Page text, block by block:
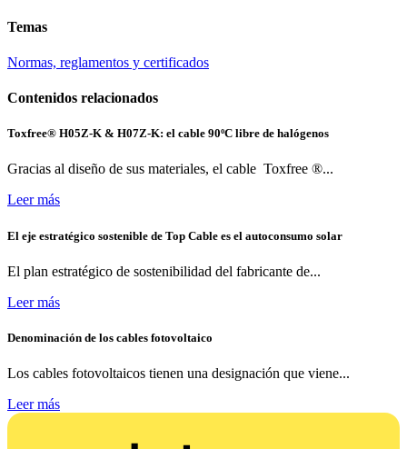
Temas
Normas, reglamentos y certificados
Contenidos relacionados
Toxfree® H05Z-K & H07Z-K: el cable 90ºC libre de halógenos
Gracias al diseño de sus materiales, el cable Toxfree ®...
Leer más
El eje estratégico sostenible de Top Cable es el autoconsumo solar
El plan estratégico de sostenibilidad del fabricante de...
Leer más
Denominación de los cables fotovoltaico
Los cables fotovoltaicos tienen una designación que viene...
Leer más